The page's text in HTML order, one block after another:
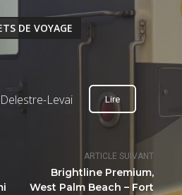
ARTICLE SUIVANT
Brightline Premium,
West Palm Beach – Fort
DE VOYAGE
Levai Lire